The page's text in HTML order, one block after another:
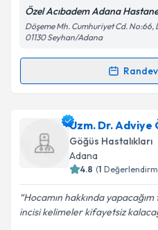
Kişisel verilerimin
Metni'ni okudum ve
kapsamda
Takvim
Özel Acıbadem Adana
Döşeme Mh. Cumhuriyet Cd.
01130 Seyhan/Adana
Randevu Takvimi
Dr. Meltem Seriniçin
oluşturun. Size bu
takvim hazırlandığında
Uzm. Dr. Adviye
Göğüs Hastalıkları
Adana
4.8 (1
Hocamın hakkında
incisi kelimeler kifayetsiz